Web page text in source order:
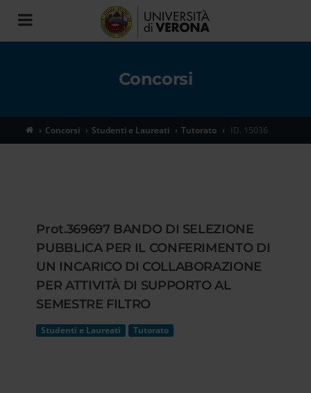
Toggle
navigation
Concorsi
Concorsi Studenti e Laureati Tutorato ID. 15036
Prot.369697 BANDO DI SELEZIONE
PUBBLICA PER IL CONFERIMENTO DI
UN INCARICO DI COLLABORAZIONE
PER ATTIVITÀ DI SUPPORTO AL
SEMESTRE FILTRO
Studenti e Laureati Tutorato